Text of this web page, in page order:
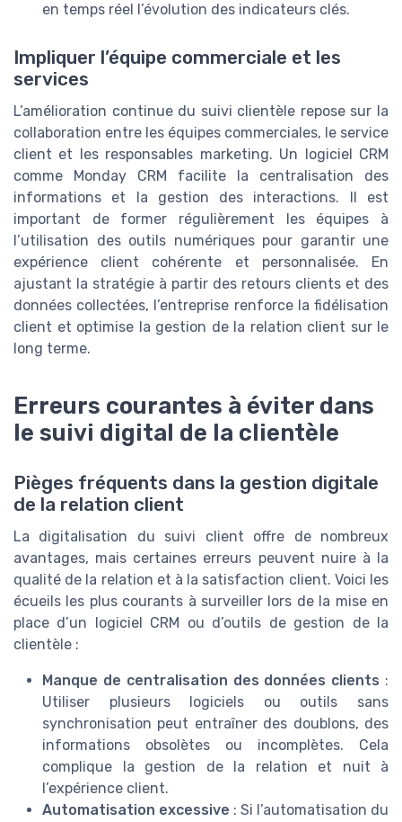
en temps réel l’évolution des indicateurs clés.
Impliquer l’équipe commerciale et les
services
L’amélioration continue du suivi clientèle repose sur la
collaboration entre les équipes commerciales, le service
client et les responsables marketing. Un logiciel CRM
comme Monday CRM facilite la centralisation des
informations et la gestion des interactions. Il est
important de former régulièrement les équipes à
l’utilisation des outils numériques pour garantir une
expérience client cohérente et personnalisée. En
ajustant la stratégie à partir des retours clients et des
données collectées, l’entreprise renforce la fidélisation
client et optimise la gestion de la relation client sur le
long terme.
Erreurs courantes à éviter dans
le suivi digital de la clientèle
Pièges fréquents dans la gestion digitale
de la relation client
La digitalisation du suivi client offre de nombreux
avantages, mais certaines erreurs peuvent nuire à la
qualité de la relation et à la satisfaction client. Voici les
écueils les plus courants à surveiller lors de la mise en
place d’un logiciel CRM ou d’outils de gestion de la
clientèle :
Manque de centralisation des données clients :
Utiliser plusieurs logiciels ou outils sans
synchronisation peut entraîner des doublons, des
informations obsolètes ou incomplètes. Cela
complique la gestion de la relation et nuit à
l’expérience client.
Automatisation excessive : Si l’automatisation du